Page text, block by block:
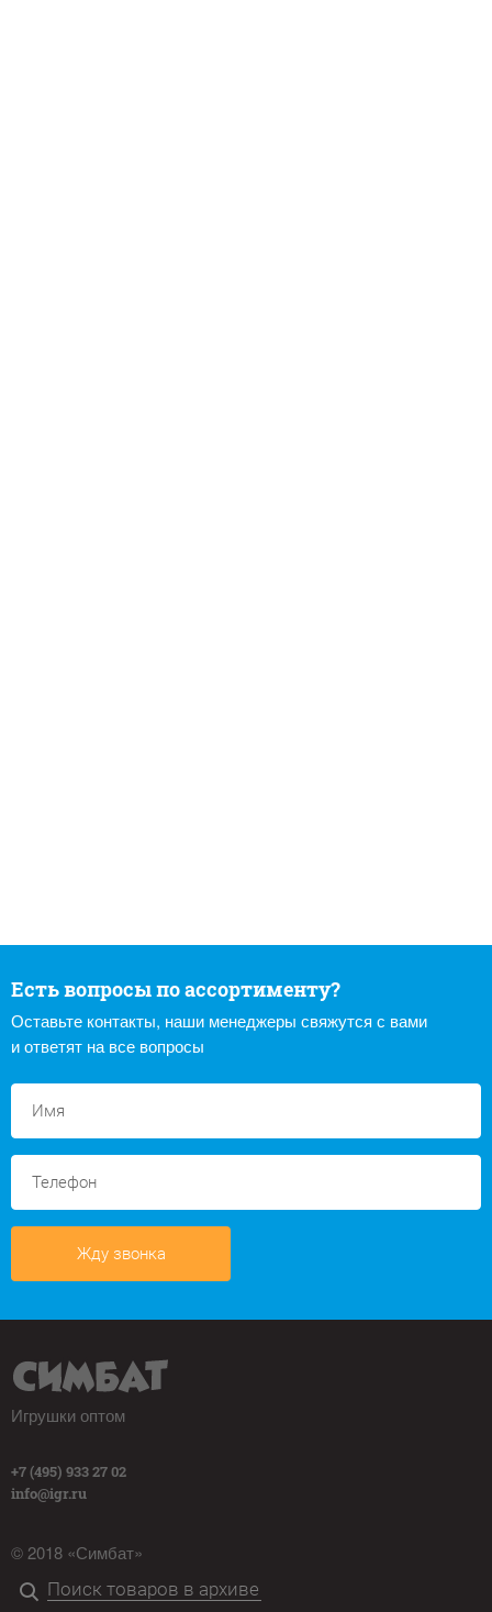
Есть вопросы по ассортименту?
Оставьте контакты, наши менеджеры свяжутся с вами
и ответят на все вопросы
Жду звонка
Игрушки оптом
+7 (495) 933 27 02
info@igr.ru
© 2018 «Симбат»